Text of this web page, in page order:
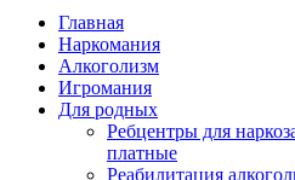
Главная
Наркомания
Алкоголизм
Игромания
Для родных
Ребцентры для
платные
Реабилитация